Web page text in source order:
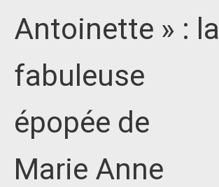
Antoinette » : la
fabuleuse
épopée de
Marie Anne